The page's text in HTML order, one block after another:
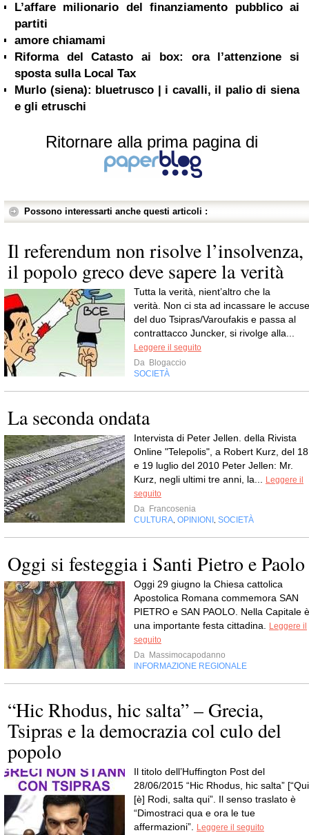
L’affare milionario del finanziamento pubblico ai
partiti
amore chiamami
Riforma del Catasto ai box: ora l’attenzione si
sposta sulla Local Tax
Murlo (siena): bluetrusco | i cavalli, il palio di siena
e gli etruschi
Ritornare alla prima pagina di
Possono interessarti anche questi articoli :
Il referendum non risolve l’insolvenza,
il popolo greco deve sapere la verità
Tutta la verità, nient’altro che la
verità. Non ci sta ad incassare le accuse
del duo Tsipras/Varoufakis e passa al
contrattacco Juncker, si rivolge alla...
Leggere il seguito
Da Blogaccio
SOCIETÀ
La seconda ondata
Intervista di Peter Jellen. della Rivista
Online "Telepolis", a Robert Kurz, del 18
e 19 luglio del 2010 Peter Jellen: Mr.
Kurz, negli ultimi tre anni, la...
Leggere il
seguito
Da Francosenia
CULTURA OPINIONI SOCIETÀ
Oggi si festeggia i Santi Pietro e Paolo
Oggi 29 giugno la Chiesa cattolica
Apostolica Romana commemora SAN
PIETRO e SAN PAOLO. Nella Capitale è
una importante festa cittadina.
Leggere il
seguito
Da Massimocapodanno
INFORMAZIONE REGIONALE
“Hic Rhodus, hic salta” – Grecia,
Tsipras e la democrazia col culo del
popolo
Il titolo dell’Huffington Post del
28/06/2015 “Hic Rhodus, hic salta” [“Qui
[è] Rodi, salta qui”. Il senso traslato è
“Dimostraci qua e ora le tue
affermazioni”.
Leggere il seguito